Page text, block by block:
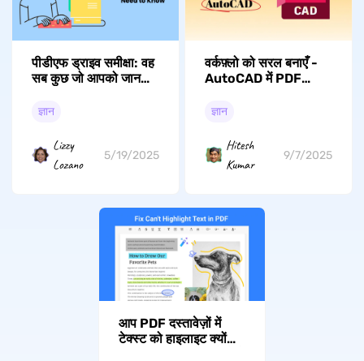
पीडीएफ ड्राइव समीक्षा: वह
सब कुछ जो आपको जानना
ज्ञान
Lizzy
Lozano
5/19/2025
वर्कफ़्लो को सरल बनाएँ -
AutoCAD में PDF
ज्ञान
Hitesh
Kumar
9/7/2025
आप PDF दस्तावेज़ों में
टेक्स्ट को हाइलाइट क्यों